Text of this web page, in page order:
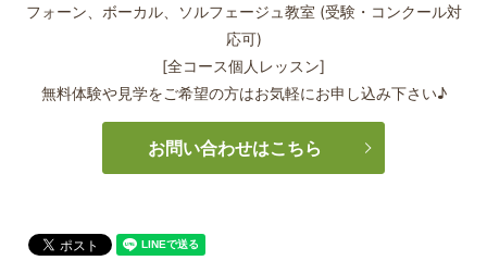
フォーン、 ボーカル、ソルフェージュ教室 (受験・コンクール対
応可)
[全コース個人レッスン]
無料体験や見学をご希望の方はお気軽にお申し込み下さい♪
お問い合わせはこちら